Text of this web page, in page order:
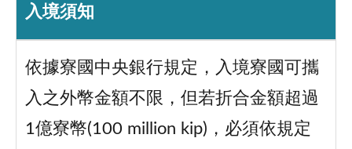
入境須知
依據寮國中央銀行規定，入境寮國可攜
入之外幣金額不限，但若折合金額超過
1億寮幣(100 million kip)，必須依規定